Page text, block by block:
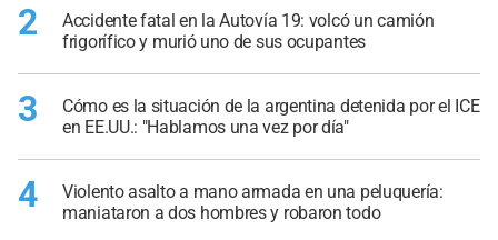
2
Accidente fatal en la Autovía 19: volcó un camión
frigorífico y murió uno de sus ocupantes
3
Cómo es la situación de la argentina detenida por el ICE
en EE.UU.: "Hablamos una vez por día"
4
Violento asalto a mano armada en una peluquería:
maniataron a dos hombres y robaron todo